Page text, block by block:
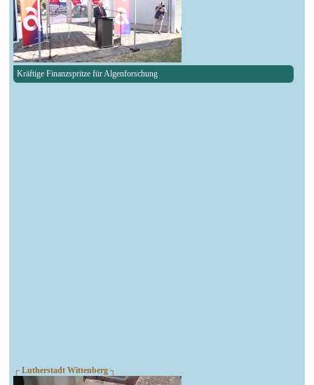
Kräftige Finanzspritze für Algenforschung
┌ Lutherstadt Wittenberg ┐